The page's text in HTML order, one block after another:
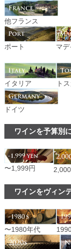
他フランス
ポート マデ
イタリア ト
ドイツ
ワインを予算別
〜1,999円
ワインをヴィン
〜1980年代